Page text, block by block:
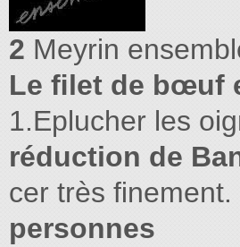
2 Meyrin
Le ﬁlet de bœuf
1.Eplucher les
réduction de
cer très
personnes